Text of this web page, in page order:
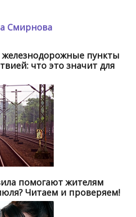
Смирнова
железнодорожные пункты
что это значит для
помогают жителям
Читаем и проверяем!